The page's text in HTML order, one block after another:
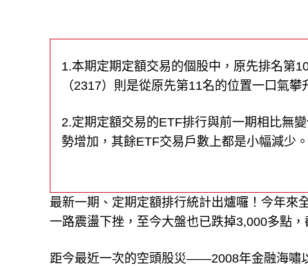
1.本期定期定額交易的個股中，原先排名第
（2317）則是從原先第11名的位置一口氣攀
2.定期定額交易的ETF排行與前一期相比無
勢增加，其餘ETF交易戶數上都是小幅減少。
最新一期、定期定額排行統計出爐囉！今年來
一路震盪下挫，至今大盤也已跌掉3,000多點
距今最近一次的空頭股災——2008年金融海嘯